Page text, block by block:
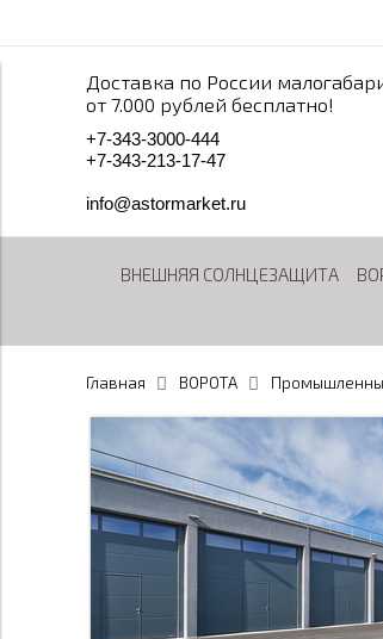
Доставка по России
от 7.000 рублей бесплатно!
+7-343-3000-444
+7-343-213-17-47
info@astormarket.ru
ВНЕШНЯЯ СОЛНЦЕЗАЩИТА
Главная ВОРОТА